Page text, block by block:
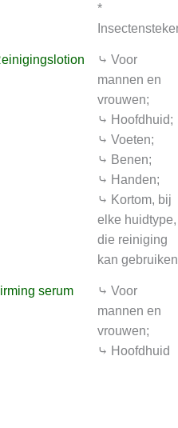
*
⤷ Voor
mannen en
vrouwen;
⤷ Hoofdhuid;
⤷ Voeten;
⤷ Benen;
⤷ Handen;
⤷ Kortom, bij
elke huidtype,
die reiniging
kan gebruiken
serum
⤷ Voor
mannen en
vrouwen;
⤷ Hoofdhuid